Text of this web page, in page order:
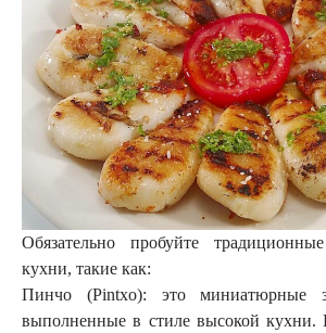
Обязательно пробуйте
кухни, такие как:
Пинчо (Pintxo): это миниатюрные
выполненные в стиле высокой кухни.